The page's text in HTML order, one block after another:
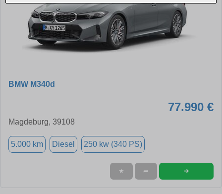
BMW M340d
77.990 €
Magdeburg, 39108
5.000 km Diesel 250 kw (340 PS)
★ ➦ ➜